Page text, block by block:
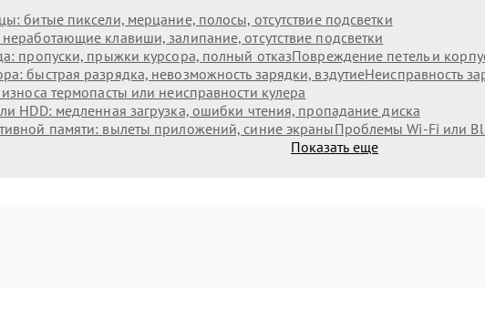
битые пиксели, мерцание, полосы, отсутствие подсветки
клавиши, залипание, отсутствие подсветки
пропуски, прыжки курсора, полный отказПовреждение петель и
быстрая разрядка, невозможность зарядки, вздутиеНеисправность
термопасты или неисправности кулера
HDD: медленная загрузка, ошибки чтения, пропадание диска
памяти: вылеты приложений, синие экраныПроблемы Wi‑Fi или
Показать еще